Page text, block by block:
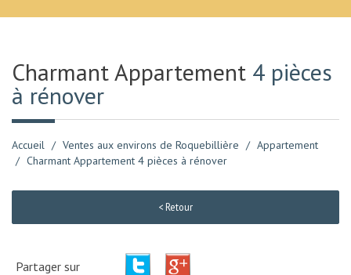
Charmant Appartement 4 pièces
à rénover
Accueil Ventes aux environs de Roquebillière
Appartement
Charmant Appartement 4 pièces à rénover
< Retour
Partager sur